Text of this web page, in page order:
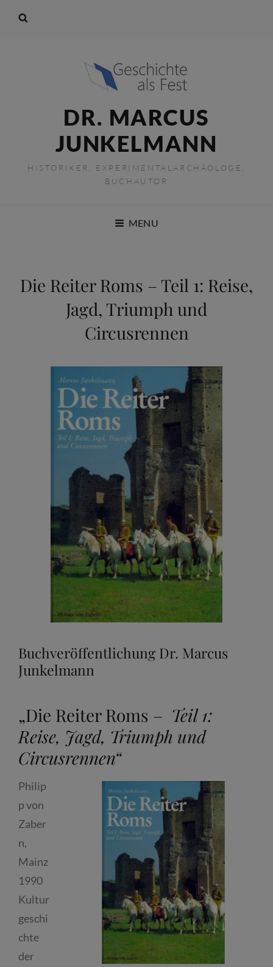
DR. MARCUS
JUNKELMANN
HISTORIKER, EXPERIMENTALARCHÄOLOGE,
BUCHAUTOR
MENU
Die Reiter Roms – Teil 1: Reise,
Jagd, Triumph und
Circusrennen
Buchveröffentlichung Dr. Marcus
Junkelmann
„Die Reiter Roms – Teil 1:
Reise, Jagd, Triumph und
Circusrennen“
Philip
p von
Zaber
n,
Mainz
1990
Kultur
geschi
chte
der